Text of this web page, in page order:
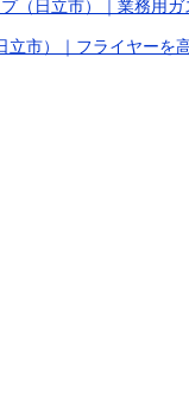
（日立市）｜業務用
立市）｜フライヤーを